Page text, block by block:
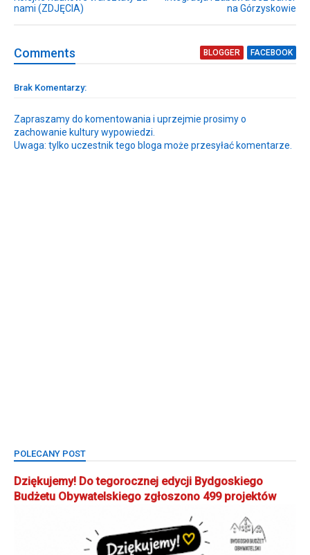
na Górzyskowie
nami (ZDJĘCIA)
Comments BLOGGER FACEBOOK
Brak Komentarzy:
Zapraszamy do komentowania i uprzejmie prosimy o
zachowanie kultury wypowiedzi.
Uwaga: tylko uczestnik tego bloga może przesyłać komentarze.
POLECANY POST
Dziękujemy! Do tegorocznej edycji Bydgoskiego
Budżetu Obywatelskiego zgłoszono 499 projektów